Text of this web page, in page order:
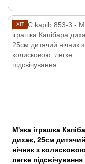
ХІТ
М'яка іграшка
дихає, 25см дитячий
нічник з
легке підсвічування